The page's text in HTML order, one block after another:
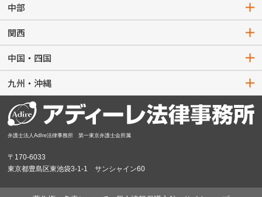
中部
関西
中国・四国
九州・沖縄
弁護士法人AdIre法律事務所 第一東京弁護士会所属
〒170-6033
東京都豊島区東池袋3-1-1 サンシャイン60